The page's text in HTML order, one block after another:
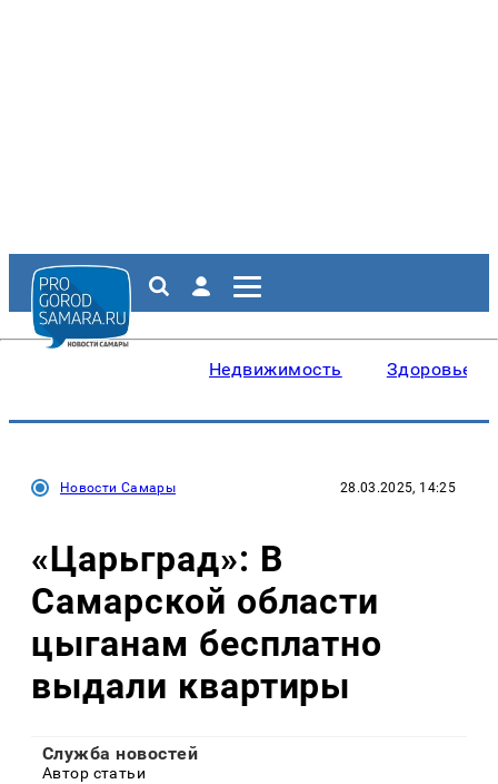
Недвижимость Здоровье
Новости Самары 28.03.2025, 14:25
«Царьград»: В
Самарской области
цыганам бесплатно
выдали квартиры
Служба новостей
Автор статьи